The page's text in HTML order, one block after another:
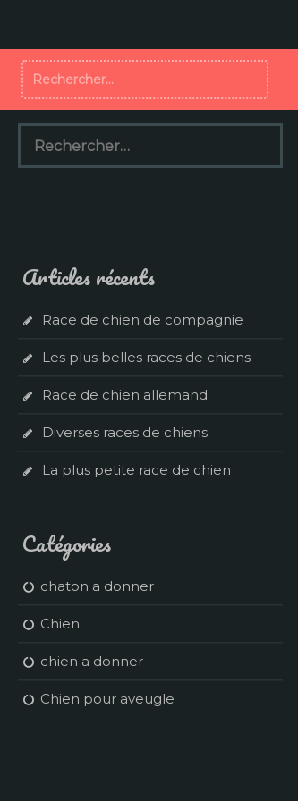
Rechercher :
Rechercher :
Articles récents
Race de chien de compagnie
Les plus belles races de chiens
Race de chien allemand
Diverses races de chiens
La plus petite race de chien
Catégories
chaton a donner
Chien
chien a donner
Chien pour aveugle